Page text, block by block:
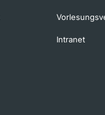
Intranet